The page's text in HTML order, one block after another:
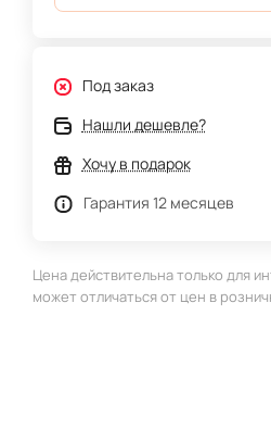
Под заказ
Нашли дешевле?
Хочу в подарок
Гарантия 12 месяцев
Цена действительна только для
может отличаться от цен в